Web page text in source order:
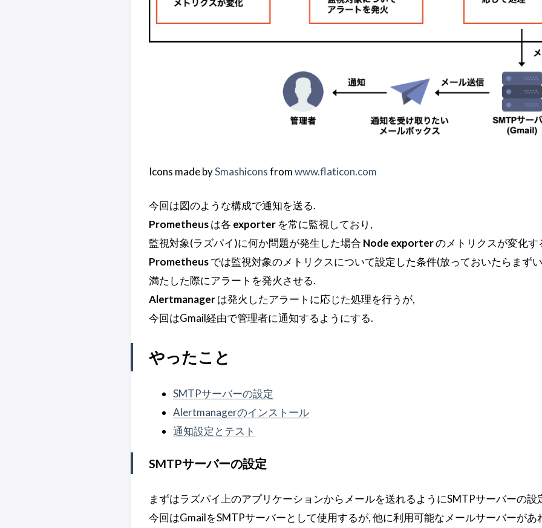
Icons made bySmashiconsfromwww.flaticon.com
今回は図のような構成で通知を送る.
Prometheusは各 exporterを常に監視しており,
監視対象(ラズパイ)に何か問題が発生した場合 Node exporterのメトリクスが変化す
Prometheusでは監視対象のメトリクスについて設定した条件(放っておいたらまず
満たした際にアラートを発火させる.
Alertmanagerは発火したアラートに応じた処理を行うが,
今回はGmail経由で管理者に通知するようにする.
やったこと
SMTPサーバーの設定
Alertmanagerのインストール
通知設定とテスト
SMTPサーバーの設定
まずはラズパイ上のアプリケーションからメールを送れるようにSMTPサーバーの設
今回はGmailをSMTPサーバーとして使用するが, 他に利用可能なメールサーバーがあ